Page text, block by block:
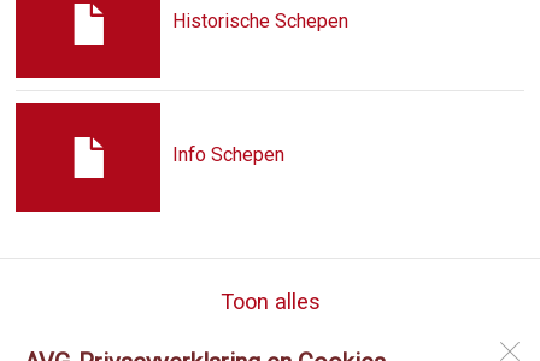
Historische Schepen
Info Schepen
Toon alles